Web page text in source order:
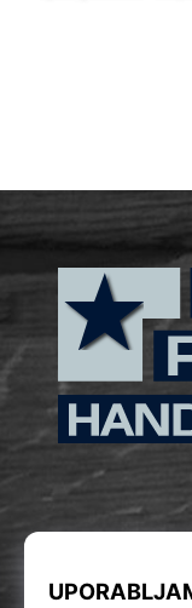
WePlayHandball.si